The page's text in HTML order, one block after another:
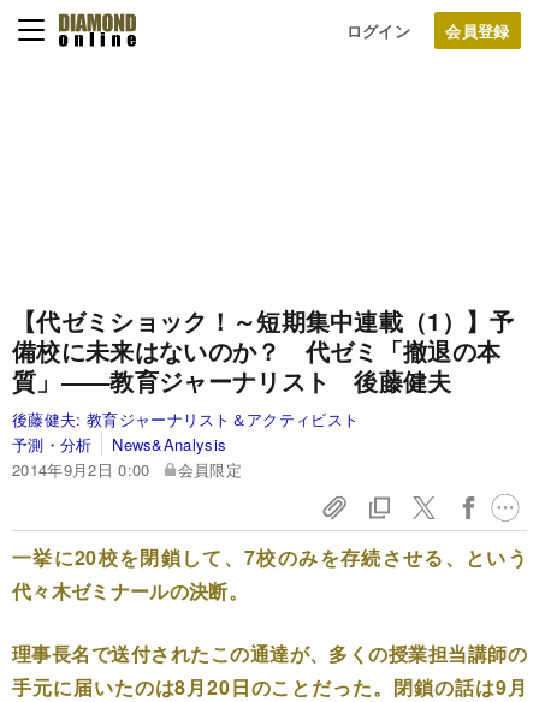
ログイン
【代ゼミショック！～短期集中連載（1）】予
備校に未来はないのか？ 代ゼミ「撤退の本
質」 ――教育ジャーナリスト 後藤健夫
後藤健夫: 教育ジャーナリスト＆アクティビスト
予測・分析
News&Analysis
2014年9月2日 0:00
会員限定
一挙に20校を閉鎖して、7校のみを存続させる、という
代々木ゼミナールの決断。
理事長名で送付されたこの通達が、多くの授業担当講師の
手元に届いたのは8月20日のことだった。閉鎖の話は9月